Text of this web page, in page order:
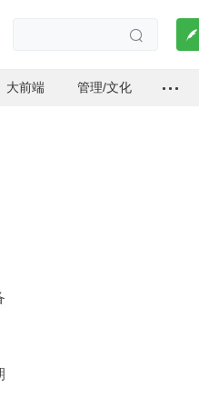
 
大前端 管理/文化